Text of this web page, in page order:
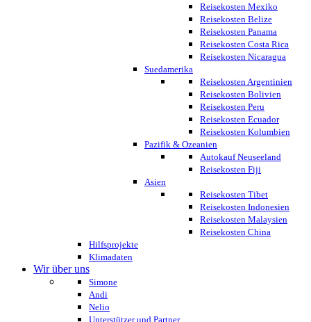
Reisekosten Mexiko
Reisekosten Belize
Reisekosten Panama
Reisekosten Costa Rica
Reisekosten Nicaragua
Suedamerika
Reisekosten Argentinien
Reisekosten Bolivien
Reisekosten Peru
Reisekosten Ecuador
Reisekosten Kolumbien
Pazifik & Ozeanien
Autokauf Neuseeland
Reisekosten Fiji
Asien
Reisekosten Tibet
Reisekosten Indonesien
Reisekosten Malaysien
Reisekosten China
Hilfsprojekte
Klimadaten
Wir über uns
Simone
Andi
Nelio
Unterstützer und Partner